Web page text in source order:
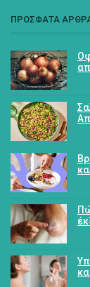
ΠΡΟΣΦΑΤΑ